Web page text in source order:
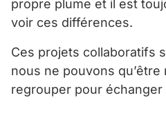
propre plume et il est
voir ces différences.
Ces projets collaboratifs
nous ne pouvons qu’être
regrouper pour